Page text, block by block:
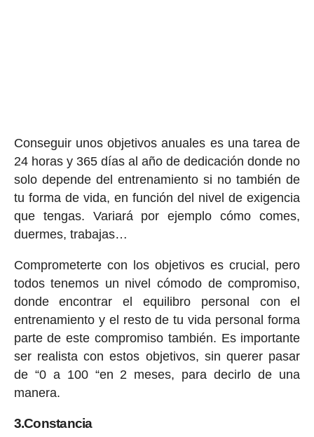
Conseguir unos objetivos anuales es una tarea de
24 horas y 365 días al año de dedicación donde no
solo depende del entrenamiento si no también de
tu forma de vida, en función del nivel de exigencia
que tengas. Variará por ejemplo cómo comes,
duermes, trabajas…
Comprometerte con los objetivos es crucial, pero
todos tenemos un nivel cómodo de compromiso,
donde encontrar el equilibro personal con el
entrenamiento y el resto de tu vida personal forma
parte de este compromiso también. Es importante
ser realista con estos objetivos, sin querer pasar
de “0 a 100 “en 2 meses, para decirlo de una
manera.
3.Constancia